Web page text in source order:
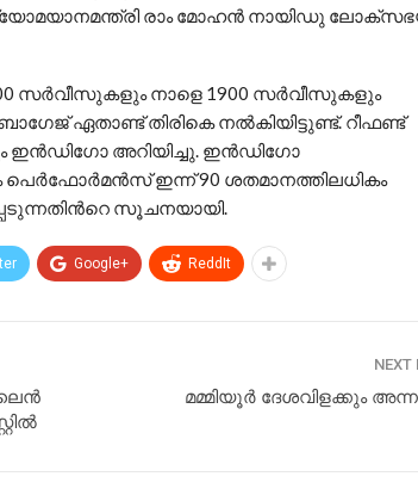
രാം മോഹൻ നായിഡു
സർവീസുകളും നാളെ 1900 സർവീസുകളും
ഏതാണ്ട് തിരികെ നൽകിയിട്ടുണ്ട്. റീഫണ്ട്
ഇൻഡി​ഗോ അറിയിച്ചു. ഇൻഡി​ഗോ
ഇന്ന് 90 ശതമാനത്തിലധികം
സൂചനയായി.
Google+ ReddIt
NEXT
മമ്മിയൂർ ദേശവിളക്കും